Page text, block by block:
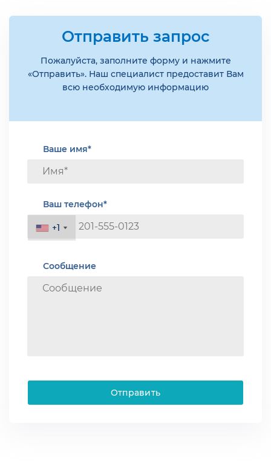
Отправить запрос
Пожалуйста, заполните форму и нажмите
«Отправить». Наш специалист предоставит Вам
всю необходимую информацию
Ваше имя*
Ваш телефон*
+1
+1
Сообщение
Отправить